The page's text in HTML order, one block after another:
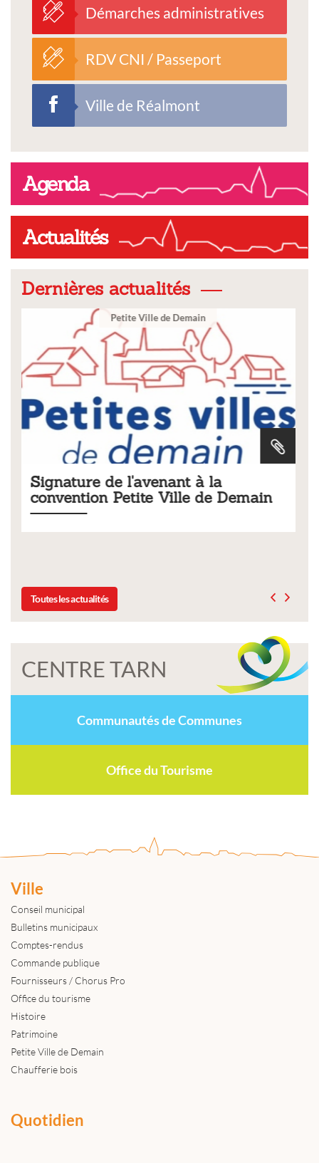
Démarches administratives
RDV CNI / Passeport
Ville de Réalmont
Agenda
Actualités
Dernières actualités
Ville
Tarifs 2026 des services
municipaux
Toutes les actualités
CENTRE TARN
Communautés de Communes
Office du Tourisme
Ville
Conseil municipal
Bulletins municipaux
Comptes-rendus
Commande publique
Fournisseurs / Chorus Pro
Office du tourisme
Histoire
Patrimoine
Petite Ville de Demain
Chaufferie bois
Quotidien